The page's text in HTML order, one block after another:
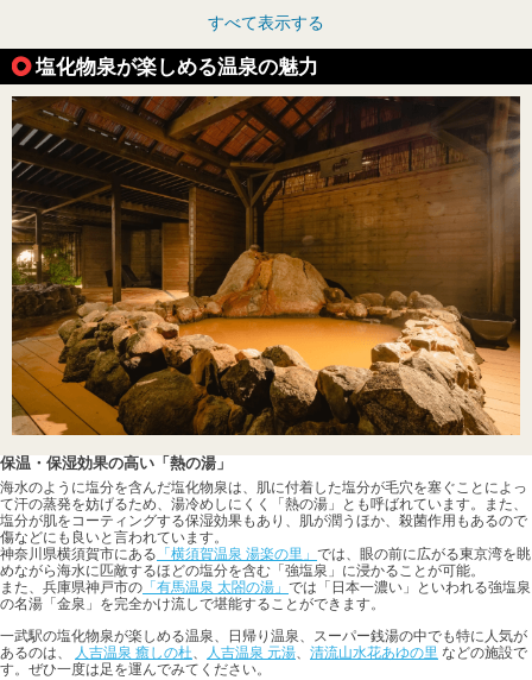
すべて表示する
塩化物泉が楽しめる温泉の魅力
保温・保湿効果の高い「熱の湯」
海水のように塩分を含んだ塩化物泉は、肌に付着した塩分が毛穴を塞ぐことによっ
て汗の蒸発を妨げるため、湯冷めしにくく「熱の湯」とも呼ばれています。また、
塩分が肌をコーティングする保湿効果もあり、肌が潤うほか、殺菌作用もあるので
傷などにも良いと言われています。
神奈川県横須賀市にある 「横須賀温泉 湯楽の里」 では、眼の前に広がる東京湾を眺
めながら海水に匹敵するほどの塩分を含む「強塩泉」に浸かることが可能。
また、兵庫県神戸市の 「有馬温泉 太閤の湯」 では「日本一濃い」といわれる強塩泉
の名湯「金泉」を完全かけ流しで堪能することができます。
一武駅の塩化物泉が楽しめる温泉、日帰り温泉、スーパー銭湯の中でも特に人気が
あるのは、
人吉温泉 癒しの杜、 人吉温泉 元湯、 清流山水花あゆの里 などの施設で
す。ぜひ一度は足を運んでみてください。